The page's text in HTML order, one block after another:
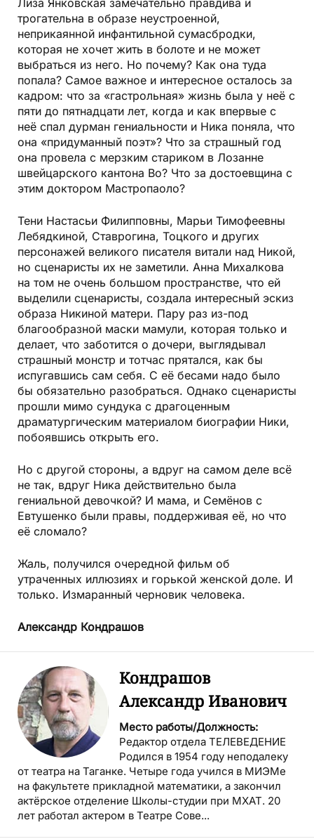
Лиза Янковская замечательно правдива и
трогательна в образе неустроенной,
неприкаянной инфантильной сумасбродки,
которая не хочет жить в болоте и не может
выбраться из него. Но почему? Как она туда
попала? Самое важное и интересное осталось за
кадром: что за «гастрольная» жизнь была у неё с
пяти до пятнадцати лет, когда и как впервые с
неё спал дурман гениальности и Ника поняла, что
она «придуманный поэт»? Что за страшный год
она провела с мерзким стариком в Лозанне
швейцарского кантона Во? Что за достоевщина с
этим доктором Мастропаоло?
Тени Настасьи Филипповны, Марьи Тимофеевны
Лебядкиной, Ставрогина, Тоцкого и других
персонажей великого писателя витали над Никой,
но сценаристы их не заметили. Анна Михалкова
на том не очень большом пространстве, что ей
выделили сценаристы, создала интересный эскиз
образа Никиной матери. Пару раз из-под
благообразной маски мамули, которая только и
делает, что заботится о дочери, выглядывал
страшный монстр и тотчас прятался, как бы
испугавшись сам себя. С её бесами надо было
бы обязательно разобраться. Однако сценаристы
прошли мимо сундука с драгоценным
драматургическим материалом биографии Ники,
побоявшись открыть его.
Но с другой стороны, а вдруг на самом деле всё
не так, вдруг Ника действительно была
гениальной девочкой? И мама, и Семёнов с
Евтушенко были правы, поддерживая её, но что
её сломало?
Жаль, получился очередной фильм об
утраченных иллюзиях и горькой женской доле. И
только. Измаранный черновик человека.
Александр Кондрашов
Кондрашов
Александр Иванович
Место работы/Должность:
Редактор отдела ТЕЛЕВЕДЕНИЕ
Родился в 1954 году неподалеку
от театра на Таганке. Четыре года учился в МИЭМе
на факультете прикладной математики, а закончил
актёрское отделение Школы-студии при МХАТ. 20
лет работал актером в Театре Сове...